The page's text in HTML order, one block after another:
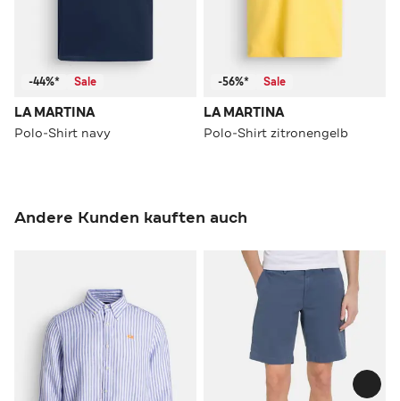
-44%* Sale
LA MARTINA
Polo-Shirt navy
-56%* Sale
LA MARTINA
Polo-Shirt zitronengelb
Andere Kunden kauften auch